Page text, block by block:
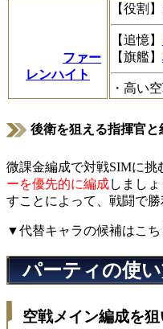
ファー
レンハイト
【役割
【追憶】
【旗艦】
・高い
後衛を狙える指揮官と
微課金編成で対戦SIMに挑
ーを優先的に編成しまし
すことによって、戦闘で勝
▼代替キャラの候補はこち
パーティの使
空戦メイン編成を